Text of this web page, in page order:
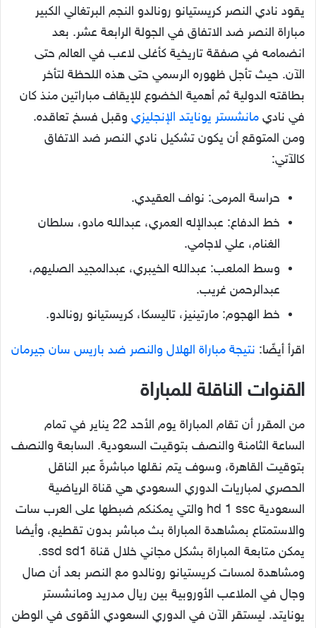
يقود نادي النصر كريستيانو رونالدو النجم البرتغالي الكبير
مباراة النصر ضد الاتفاق في الجولة الرابعة عشر. بعد
انضمامه في صفقة تاريخية كأغلى لاعب في العالم حتى
الآن. حيث تأجل ظهوره الرسمي حتى هذه اللحظة لتأخر
بطاقته الدولية ثم أهمية الخضوع للإيقاف مباراتين منذ كان
في نادي مانشستر يونايتد الإنجليزي وقبل فسخ تعاقده.
ومن المتوقع أن يكون تشكيل نادي النصر ضد الاتفاق
كالآتي:
حراسة المرمى: نواف العقيدي.
خط الدفاع: عبدالإله العمري، عبدالله مادو، سلطان
الغنام، علي لاجامي.
وسط الملعب: عبدالله الخيبري، عبدالمجيد الصليهم،
عبدالرحمن غريب.
خط الهجوم: مارتينيز، تاليسكا، كريستيانو رونالدو.
اقرأ أيضًا: نتيجة مباراة الهلال والنصر ضد باريس سان جيرمان
القنوات الناقلة للمباراة
من المقرر أن تقام المباراة يوم الأحد 22 يناير في تمام
الساعة الثامنة والنصف بتوقيت السعودية. السابعة والنصف
بتوقيت القاهرة، وسوف يتم نقلها مباشرةً عبر الناقل
الحصري لمباريات الدوري السعودي هي قناة الرياضية
السعودية hd 1 ssc والتي يمكنكم ضبطها على العرب سات
والاستمتاع بمشاهدة المباراة بث مباشر بدون تقطيع، وأيضا
يمكن متابعة المباراة بشكل مجاني خلال قناة ssd sd1.
ومشاهدة لمسات كريستيانو رونالدو مع النصر بعد أن صال
وجال في الملاعب الأوروبية بين ريال مدريد ومانشستر
يونايتد. ليستقر الآن في الدوري السعودي الأقوى في الوطن